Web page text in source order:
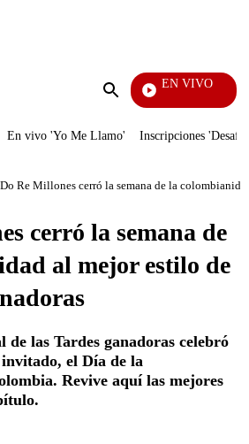
Enviar
EN VIVO
Diario De
En vivo 'Yo Me Llamo' Inscripciones
Do Re Millones cerró la semana de la
cerró la semana de
al mejor estilo de
las Tardes ganadoras celebró
el Día de la
Revive aquí las mejores